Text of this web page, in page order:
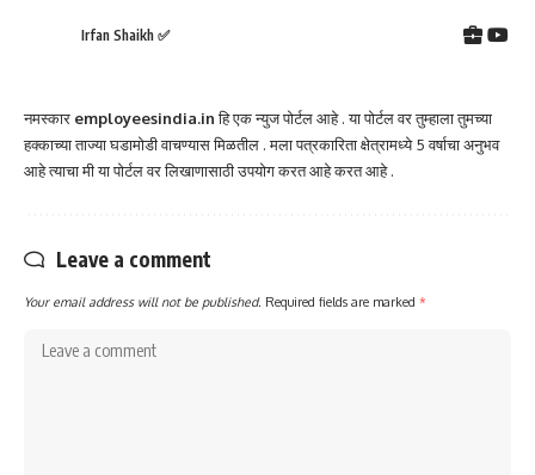
Irfan Shaikh ✅
नमस्कार employeesindia.inहि एक न्युज पोर्टल आहे . या पोर्टल वर तुम्हाला तुमच्या
हक्काच्या ताज्या घडामोडी वाचण्यास मिळतील . मला पत्रकारिता क्षेत्रामध्ये 5 वर्षाचा अनुभव
आहे त्याचा मी या पोर्टल वर लिखाणासाठी उपयोग करत आहे करत आहे .
Leave a comment
Your email address will not be published. Required fields are marked *